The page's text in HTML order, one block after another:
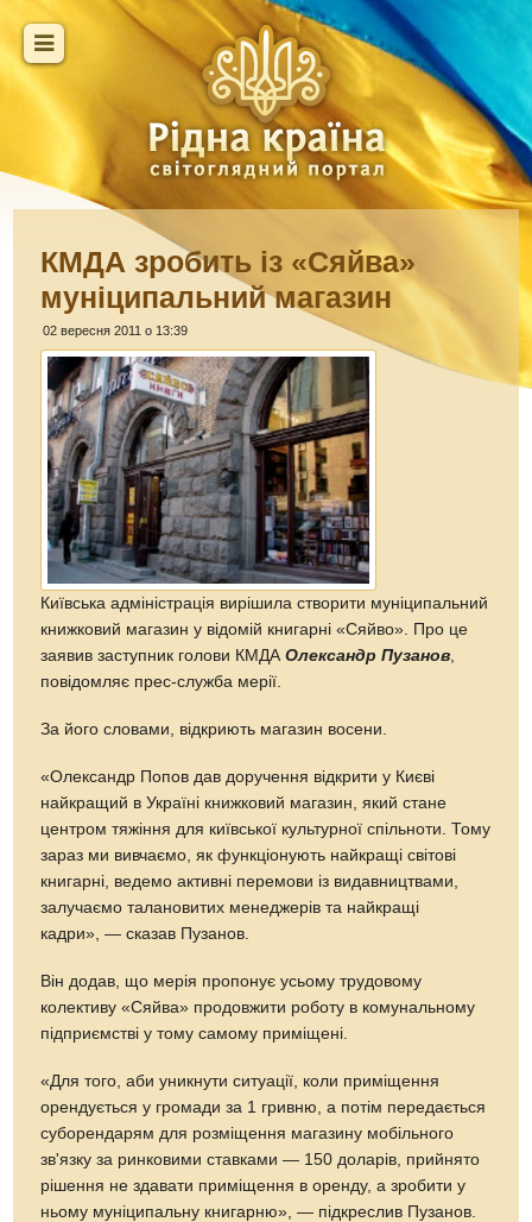
КМДА зробить із «Сяйва»
муніципальний магазин
02 вересня 2011 о 13:39
Київська адміністрація вирішила створити муніципальний
книжковий магазин у відомій книгарні «Сяйво». Про це
заявив заступник голови КМДАОлександр Пузанов
повідомляє прес-служба мерії.
За його словами, відкриють магазин восени.
«Олександр Попов дав доручення відкрити у Києві
найкращий в Україні книжковий магазин, який стане
центром тяжіння для київської культурної спільноти. Тому
зараз ми вивчаємо, як функціонують найкращі світові
книгарні, ведемо активні перемови із видавництвами,
залучаємо талановитих менеджерів та найкращі
кадри», — сказав Пузанов.
Він додав, що мерія пропонує усьому трудовому
колективу «Сяйва» продовжити роботу в комунальному
підприємстві у тому самому приміщені.
«Для того, аби уникнути ситуації, коли приміщення
орендується у громади за 1 гривню, а потім передається
суборендарям для розміщення магазину мобільного
зв'язку за ринковими ставками — 150 доларів, прийнято
рішення не здавати приміщення в оренду, а зробити у
ньому муніципальну книгарню», — підкреслив Пузанов.